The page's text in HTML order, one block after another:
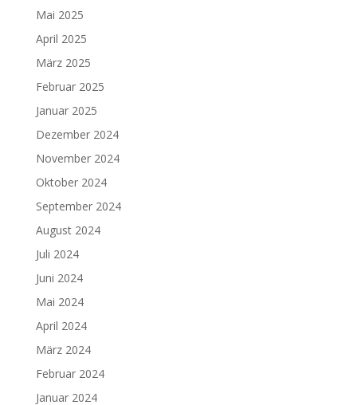
Mai 2025
April 2025
März 2025
Februar 2025
Januar 2025
Dezember 2024
November 2024
Oktober 2024
September 2024
August 2024
Juli 2024
Juni 2024
Mai 2024
April 2024
März 2024
Februar 2024
Januar 2024